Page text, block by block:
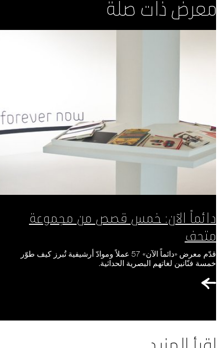
معرض ذات صلة
دائماً الآن: خمس قصص من مجموعة
متحف
قدّم معرض «دائماً الآن» 57 عملاً وموادّ أرشيفية تُبرز كيف طوّر
خمسة فنّانين لغاتهم البصرية الحداثية.